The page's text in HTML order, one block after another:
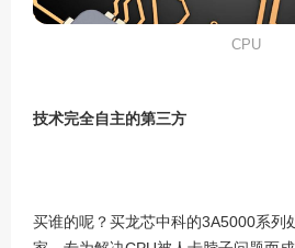
CPU
技术完全自主的第三方
买谁的呢？买龙芯中科的3A5000系列